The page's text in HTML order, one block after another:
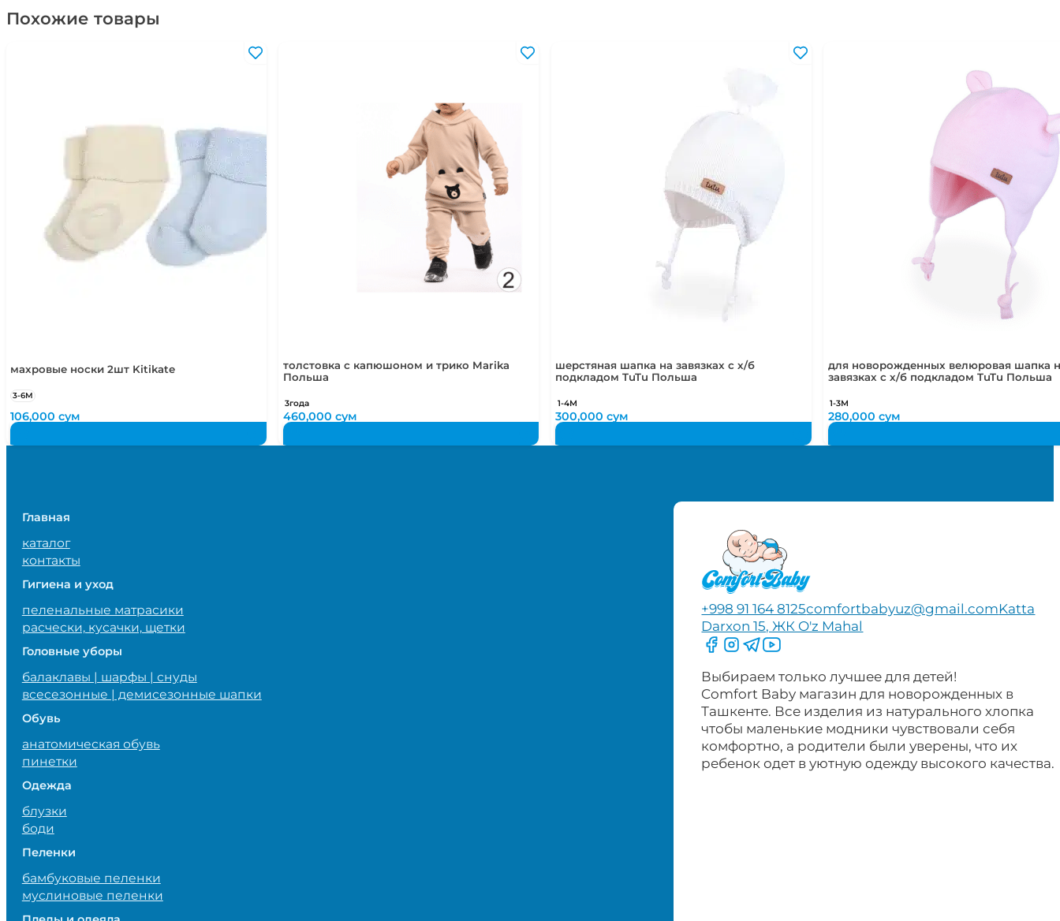
Похожие товары
махровые носки 2шт Kitikate
3-6М
106,000сум
толстовка с капюшоном и трико Marika
Польша
3года
460,000 сум
шерстяная шапка на завязках с х/б
подкладом TuTu Польша
1-4М
300,000сум
для новорожденных велюровая шапка
завязках с х/б подкладом TuTu Польша
1-3М
280,000 сум
Главная
каталог
контакты
Гигиена и уход
пеленальные матрасики
расчески, кусачки, щетки
Головные уборы
балаклавы | шарфы | снуды
всесезонные | демисезонные шапки
Обувь
анатомическая обувь
пинетки
Одежда
блузки
боди
Пеленки
бамбуковые пеленки
муслиновые пеленки
+998 91 164 8125comfortbabyuz@gmail.comKatta
Darxon 15, ЖК O'z Mahal
Следите за нами на Facebook
Следите за нами в Instagram
Следите за нами в Telegram
Следите за нами в YouTube
Выбираем только лучшее для детей!
Comfort Baby магазин для новорожденных в
Ташкенте. Все изделия из натурального хлопка
чтобы маленькие модники чувствовали себя
комфортно, а родители были уверены, что их
ребенок одет в уютную одежду высокого качества.